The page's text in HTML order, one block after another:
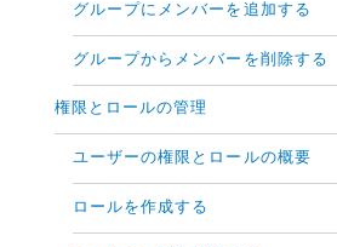
グループにメンバーを追加する
グループからメンバーを削除する
権限とロールの管理
ユーザーの権限とロールの概要
ロールを作成する